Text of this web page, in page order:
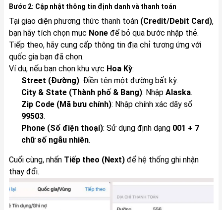
Bước 2: Cập nhật thông tin định danh và thanh toán
Tại giao diện phương thức thanh toán (Credit/Debit Card),
bạn hãy tích chọn mục Noneđể bỏ qua bước nhập thẻ.
Tiếp theo, hãy cung cấp thông tin địa chỉ tương ứng với
quốc gia bạn đã chọn.
Ví dụ, nếu bạn chọn khu vực Hoa Kỳ:
Street (Đường): Điền tên một đường bất kỳ.
City & State (Thành phố & Bang): Nhập Alaska.
Zip Code (Mã bưu chính): Nhập chính xác dãy số
99503.
Phone (Số điện thoại): Sử dụng định dạng 001 + 7
chữ số ngẫu nhiên.
Cuối cùng, nhấn Tiếp theo (Next)để hệ thống ghi nhận
thay đổi.